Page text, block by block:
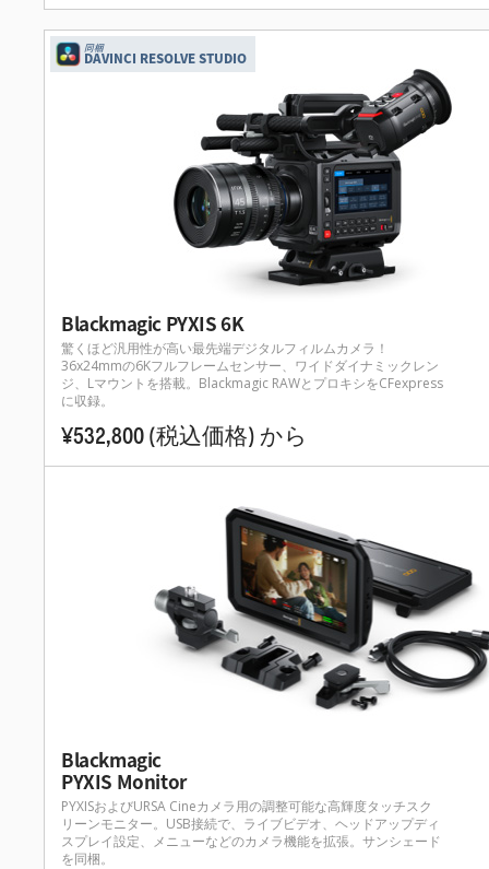
同梱
DAVINCI RESOLVE STUDIO
Blackmagic PYXIS 6K
驚くほど汎用性が高い最先端デジタルフィルムカメラ！
36x24mmの6Kフルフレームセンサー、ワイドダイナミックレン
ジ、Lマウントを搭載。Blackmagic RAWとプロキシをCFexpress
に収録。
¥532,800(税込価格) から
Blackmagic
PYXIS Monitor
PYXISおよびURSA Cineカメラ用の調整可能な高輝度タッチスク
リーンモニター。USB接続で、ライブビデオ、ヘッドアップディ
スプレイ設定、メニューなどのカメラ機能を拡張。サンシェード
を同梱。